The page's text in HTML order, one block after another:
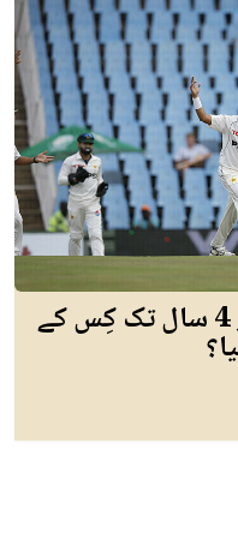
فاسٹ بولر محمد عباس کو 4 سال تک کِس کے